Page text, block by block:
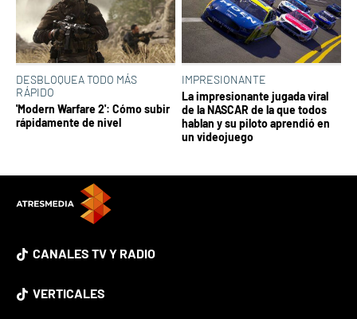
DESBLOQUEA TODO MÁS
RÁPIDO
'Modern Warfare 2': Cómo subir
rápidamente de nivel
IMPRESIONANTE
La impresionante jugada viral
de la NASCAR de la que todos
hablan y su piloto aprendió en
un videojuego
CANALES TV Y RADIO
VERTICALES